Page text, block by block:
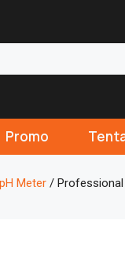
Promo
pH Meter/ Professional